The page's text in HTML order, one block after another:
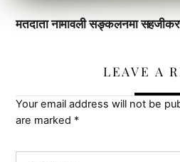
मतदाता नामावली सङ्कलनमा
LEAVE A
Your email address will not be
are marked *